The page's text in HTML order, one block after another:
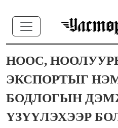
НООС,
ЭКСПОРТЫГ
БОДЛОГЫН
ҮЗҮҮЛЭХЭЭР